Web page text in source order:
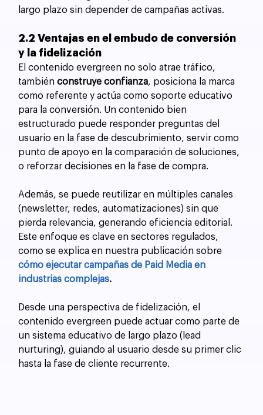
largo plazo sin depender de campañas activas.
2.2 Ventajas en el embudo de conversión
y la fidelización
El contenido evergreen no solo atrae tráfico,
también construye confianza, posiciona la marca
como referente y actúa como soporte educativo
para la conversión. Un contenido bien
estructurado puede responder preguntas del
usuario en la fase de descubrimiento, servir como
punto de apoyo en la comparación de soluciones,
o reforzar decisiones en la fase de compra.
Además, se puede reutilizar en múltiples canales
(newsletter, redes, automatizaciones) sin que
pierda relevancia, generando eficiencia editorial.
Este enfoque es clave en sectores regulados,
como se explica en nuestra publicación sobre
cómo ejecutar campañas de Paid Media en
industrias complejas.
Desde una perspectiva de fidelización, el
contenido evergreen puede actuar como parte de
un sistema educativo de largo plazo (lead
nurturing), guiando al usuario desde su primer clic
hasta la fase de cliente recurrente.